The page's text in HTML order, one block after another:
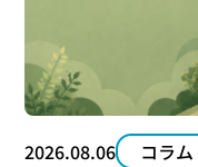
2026.08.06 コラム